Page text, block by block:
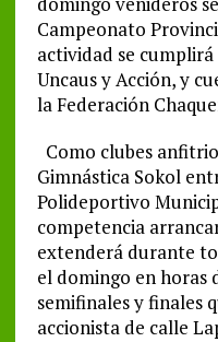
Campeonato
actividad se
Uncaus y Acción, y
la Federación
Como clubes
Gimnástica Sokol
Polideportivo
competencia
extenderá durante
el domingo en horas
semifinales y finales
accionista de calle